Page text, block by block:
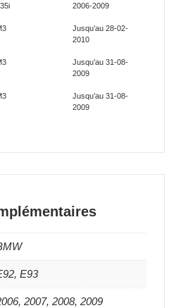
2006-2009
Jusqu’au 28-02-
2010
Jusqu’au 31-08-
2009
Jusqu’au 31-08-
2009
E93
2007, 2008, 2009